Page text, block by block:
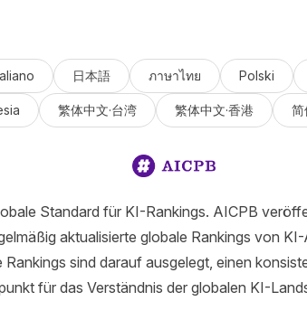
日本語 ภาษาไทย Polski
繁体中文·台湾 繁体中文·香港 简
Standard für KI-Rankings. AICPB
aktualisierte globale Rankings von
Rankings sind darauf ausgelegt, einen
für das Verständnis der globalen KI-